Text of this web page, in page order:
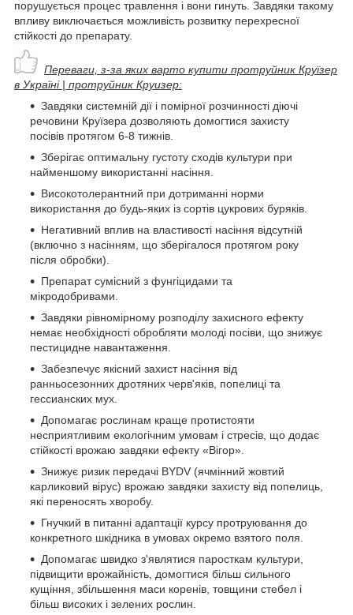
порушується процес травлення і вони гинуть. Завдяки такому
впливу виключається можливість розвитку перехресної
стійкості до препарату.
Переваги, з-за яких варто купити протруйник Круїзер
в Україні | протруйник Круизер:
Завдяки системній дії і помірної розчинності діючі
речовини Круїзера дозволяють домогтися захисту
посівів протягом 6-8 тижнів.
Зберігає оптимальну густоту сходів культури при
найменшому використанні насіння.
Високотолерантний при дотриманні норми
використання до будь-яких із сортів цукрових буряків.
Негативний вплив на властивості насіння відсутній
(включно з насінням, що зберігалося протягом року
після обробки).
Препарат сумісний з фунгіцидами та
мікродобривами.
Завдяки рівномірному розподілу захисного ефекту
немає необхідності обробляти молоді посіви, що знижує
пестицидне навантаження.
Забезпечує якісний захист насіння від
ранньосезонних дротяних черв'яків, попелиці та
гессианских мух.
Допомагає рослинам краще протистояти
несприятливим екологічним умовам і стресів, що додає
стійкості врожаю завдяки ефекту «Вігор».
Знижує ризик передачі BYDV (ячмінний жовтий
карликовий вірус) врожаю завдяки захисту від попелиць,
які переносять хворобу.
Гнучкий в питанні адаптації курсу протруювання до
конкретного шкідника в умовах окремо взятого поля.
Допомагає швидко з'являтися паросткам культури,
підвищити врожайність, домогтися більш сильного
кущіння, збільшення маси коренів, товщини стебел і
більш високих і зелених рослин.